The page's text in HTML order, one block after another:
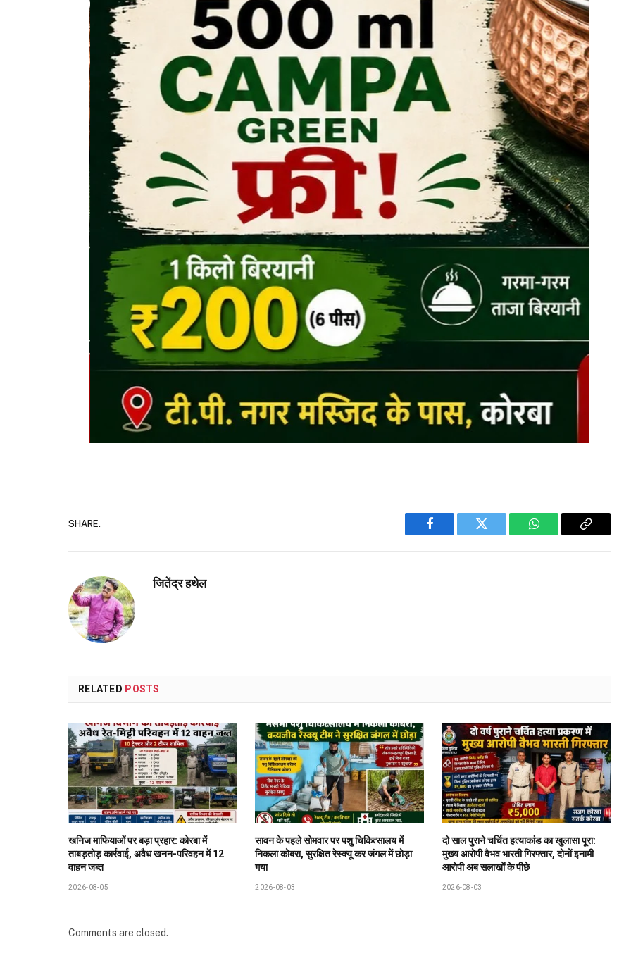
SHARE.
Facebook Twitter WhatsAppCopy
जितेंद्र हथेल
RELATED POSTS
खनिज माफियाओं पर बड़ा प्रहार: कोरबा में
ताबड़तोड़ कार्रवाई, अवैध खनन-परिवहन में 12
वाहन जब्त
2026-08-05
सावन के पहले सोमवार पर पशु चिकित्सालय में
निकला कोबरा, सुरक्षित रेस्क्यू कर जंगल में छोड़ा
गया
2026-08-03
दो साल पुराने चर्चित हत्याकांड का खुलासा पूरा:
मुख्य आरोपी वैभव भारती गिरफ्तार, दोनों इनामी
आरोपी अब सलाखों के पीछे
2026-08-03
Comments are closed.